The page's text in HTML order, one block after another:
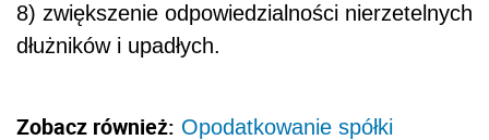
8) zwiększenie odpowiedzialności nierzetelnych
dłużników i upadłych.
Zobacz również: Opodatkowanie spółki